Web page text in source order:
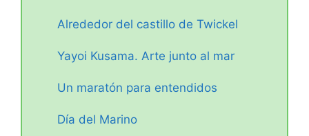
Alrededor del castillo de Twickel
Yayoi Kusama. Arte junto al mar
Un maratón para entendidos
Día del Marino